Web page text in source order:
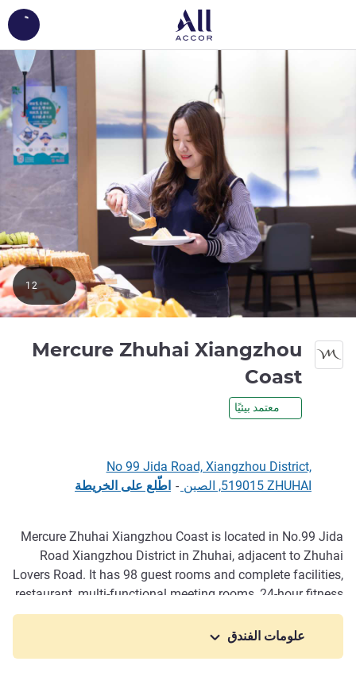
Mercure Zhuhai Xiangzhou
Coast
معتمد بيئيًا
12
No 99 Jida Road, Xiangzhou District,
519015 ZHUHAI, الصين
- اطّلع على الخريطة
الوصف
Mercure Zhuhai Xiangzhou Coast is located in No.99 Jida
Road Xiangzhou District in Zhuhai, adjacent to Zhuhai
Lovers Road. It has 98 guest rooms and complete facilities,
restaurant, multi-functional meeting rooms, 24-hour fitness
centre and self-service l aundry room for our guests'
convenience. Our hotel is ideal for guests looking for a
علومات الفندق